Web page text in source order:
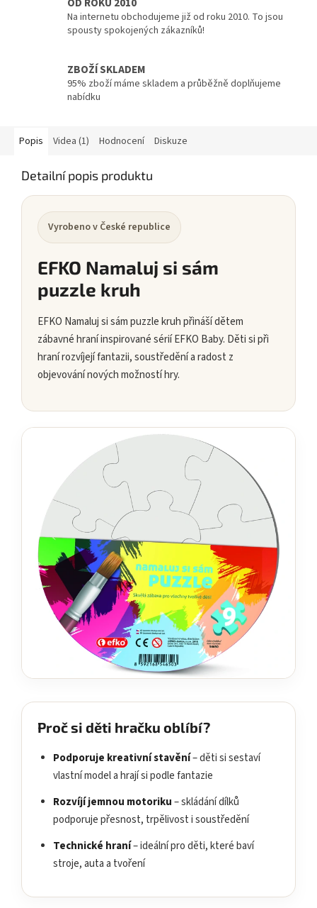
Na internetu obchodujeme již od roku 2010. To jsou
spousty spokojených zákazníků!
ZBOŽÍ SKLADEM
95% zboží máme skladem a průběžně doplňujeme
nabídku
Popis Videa (1) Hodnocení Diskuze
Detailní popis produktu
Vyrobeno v České republice
EFKO Namaluj si sám
puzzle kruh
EFKO Namaluj si sám puzzle kruh přináší dětem
zábavné hraní inspirované sérií EFKO Baby. Děti si při
hraní rozvíjejí fantazii, soustředění a radost z
objevování nových možností hry.
Proč si děti hračku oblíbí?
Podporuje kreativní stavění– děti si sestaví
vlastní model a hrají si podle fantazie
Rozvíjí jemnou motoriku– skládání dílků
podporuje přesnost, trpělivost i soustředění
Technické hraní– ideální pro děti, které baví
stroje, auta a tvoření